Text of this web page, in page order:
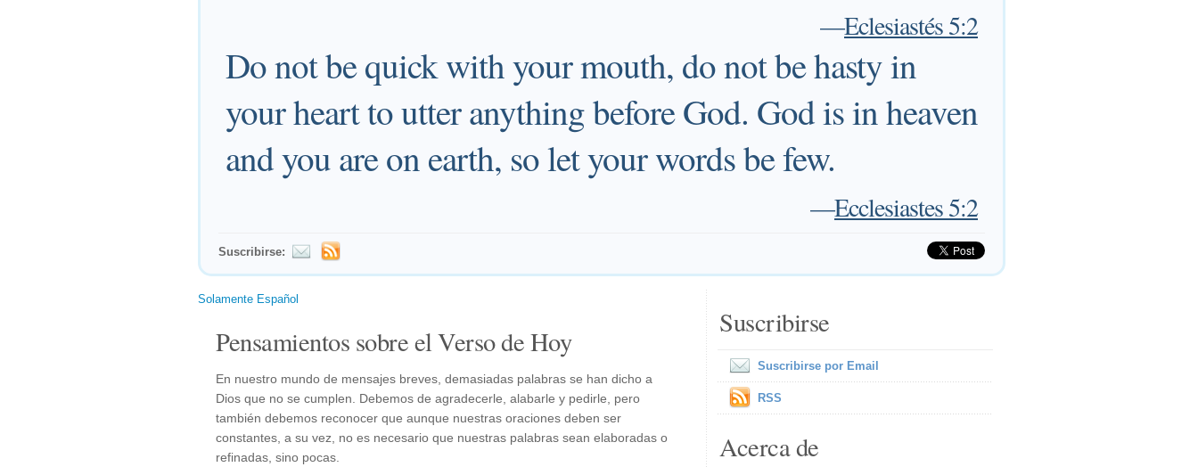
—Eclesiastés 5:2
Do not be quick with your mouth, do not be hasty in
your heart to utter anything before God. God is in heaven
and you are on earth, so let your words be few.
—Ecclesiastes 5:2
Suscribirse:
Solamente Español
Pensamientos sobre el Verso de Hoy
En nuestro mundo de mensajes breves, demasiadas palabras se han dicho a
Dios que no se cumplen. Debemos de agradecerle, alabarle y pedirle, pero
también debemos reconocer que aunque nuestras oraciones deben ser
constantes, a su vez, no es necesario que nuestras palabras sean elaboradas o
refinadas, sino pocas.
Suscribirse
Suscribirse por Email
RSS
Acerca de